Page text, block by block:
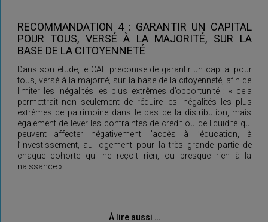
RECOMMANDATION 4 : GARANTIR UN CAPITAL
POUR TOUS, VERSÉ À LA MAJORITÉ, SUR LA
BASE DE LA CITOYENNETÉ
Dans son étude, le CAE préconise de garantir un capital pour
tous, versé à la majorité, sur la base de la citoyenneté, afin de
limiter les inégalités les plus extrêmes d’opportunité : « cela
permettrait non seulement de réduire les inégalités les plus
extrêmes de patrimoine dans le bas de la distribution, mais
également de lever les contraintes de crédit ou de liquidité qui
peuvent affecter négativement l’accès à l’éducation, à
l’investissement, au logement pour la très grande partie de
chaque cohorte qui ne reçoit rien, ou presque rien à la
naissance ».
À lire aussi …